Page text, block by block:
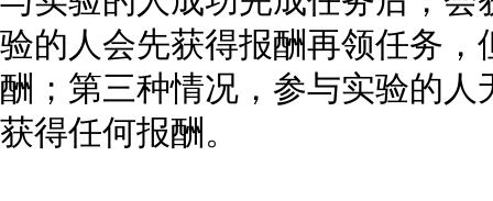
验的人会先获得报酬再领任务
酬；第三种情况，参与实验的
获得任何报酬。